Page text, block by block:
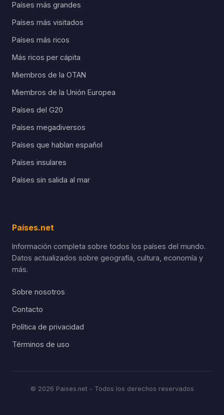
Países más grandes
Países más visitados
Países más ricos
Más ricos per cápita
Miembros de la OTAN
Miembros de la Unión Europea
Países del G20
Países megadiversos
Países que hablan español
Países insulares
Países sin salida al mar
Países.net
Información completa sobre todos los países del mundo.
Datos actualizados sobre geografía, cultura, economía y
más.
Sobre nosotros
Contacto
Política de privacidad
Términos de uso
© 2026 Paises.net - Todos los derechos reservados